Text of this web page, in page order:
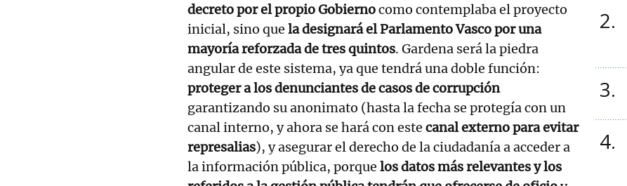
decreto por el propio Gobiernocomo contemplaba el proyecto
inicial, sino que la designará el Parlamento Vasco por una
mayoría reforzada de tres quintos. Gardena será la piedra
angular de este sistema, ya que tendrá una doble función:
proteger a los denunciantes de casos de corrupción
garantizando su anonimato (hasta la fecha se protegía con un
canal interno, y ahora se hará con este canal externo para evitar
represalias), y asegurar el derecho de la ciudadanía a acceder a
la información pública, porque los datos más relevantes y los
2
3
4